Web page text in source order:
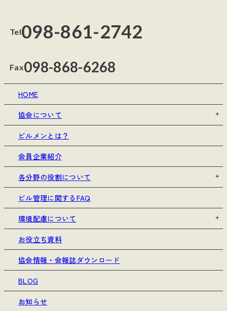
Tel098-861-2742
Fax098-868-6268
HOME
協会について
ビルメンとは？
会員企業紹介
各分野の役割について
ビル管理に関するFAQ
環境配慮について
お役立ち資料
協会情報・会報誌ダウンロード
BLOG
お知らせ